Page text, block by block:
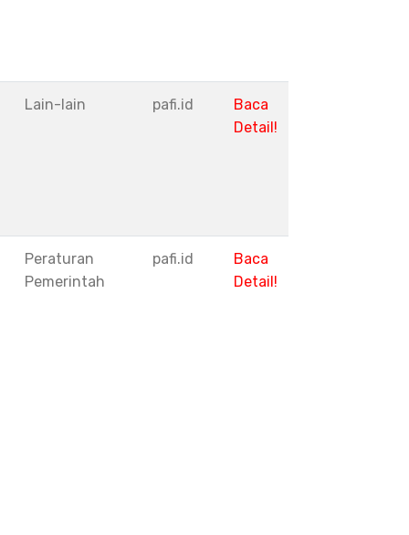
Lain-lain pafi.id
Baca
Detail!
Peraturan
Pemerintah
pafi.id
Baca
Detail!